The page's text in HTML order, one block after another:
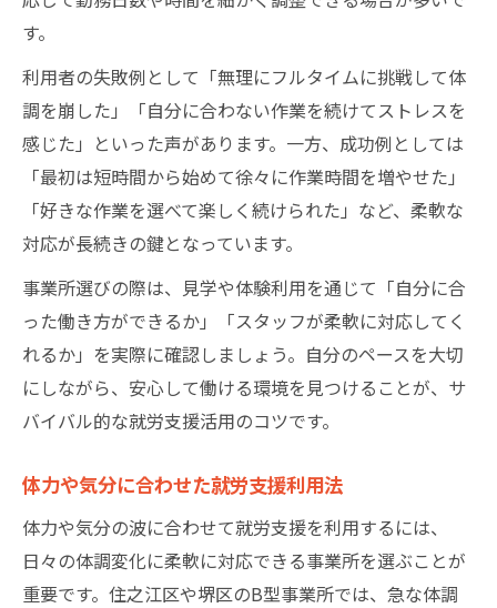
す。
利用者の失敗例として「無理にフルタイムに挑戦して体
調を崩した」「自分に合わない作業を続けてストレスを
感じた」といった声があります。一方、成功例としては
「最初は短時間から始めて徐々に作業時間を増やせた」
「好きな作業を選べて楽しく続けられた」など、柔軟な
対応が長続きの鍵となっています。
事業所選びの際は、見学や体験利用を通じて「自分に合
った働き方ができるか」「スタッフが柔軟に対応してく
れるか」を実際に確認しましょう。自分のペースを大切
にしながら、安心して働ける環境を見つけることが、サ
バイバル的な就労支援活用のコツです。
体力や気分に合わせた就労支援利用法
体力や気分の波に合わせて就労支援を利用するには、
日々の体調変化に柔軟に対応できる事業所を選ぶことが
重要です。住之江区や堺区のB型事業所では、急な体調